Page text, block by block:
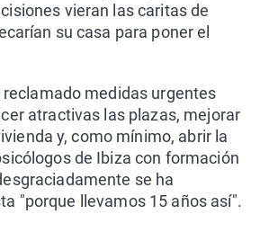
vieran las caritas de
su casa para poner el
reclamado medidas urgentes
atractivas las plazas, mejorar
y, como mínimo, abrir la
de Ibiza con formación
se ha
"porque llevamos 15 años así".